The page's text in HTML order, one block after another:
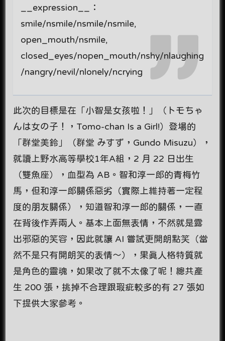
__expression__：
smile/nsmile/nsmile/nsmile,
open_mouth/nsmile,
closed_eyes/nopen_mouth/nshy/nlaughing
/nangry/nevil/nlonely/ncrying
此次的目標是在「小智是女孩啦！」（トモちゃ
んは女の子！，Tomo-chan Is a Girl!）登場的
「群堂美鈴」（群堂 みすず，Gundo Misuzu），
就讀上野水高等學校1年A組，2 月 22 日出生
（雙魚座），血型為 AB。智和淳一郎的青梅竹
馬，但和淳一郎關係惡劣（實際上維持著一定程
度的朋友關係），知道智和淳一郎的關係，一直
在背後作弄兩人。基本上面無表情，不然就是露
出邪惡的笑容，因此就讓 AI 嘗試更開朗點笑（當
然不是只有開朗笑的表情～），果真人格特質就
是角色的靈魂，如果改了就不太像了呢！總共產
生 200 張，挑掉不合理跟瑕疵較多的有 27 張如
下提供大家參考。